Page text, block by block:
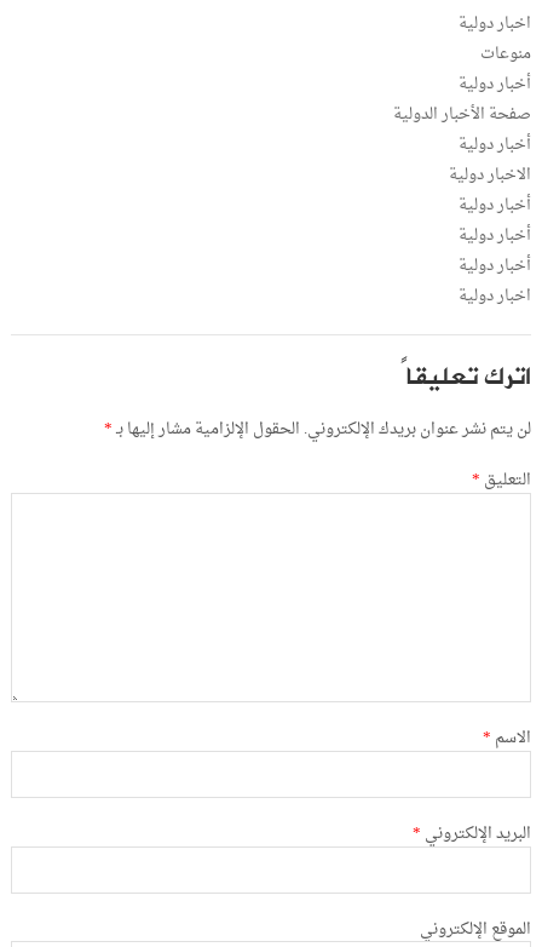
اخبار دولية
منوعات
أخبار دولية
صفحة الأخبار الدولية
أخبار دولية
الاخبار دولية
أخبار دولية
أخبار دولية
أخبار دولية
اخبار دولية
اترك تعليقاً
لن يتم نشر عنوان بريدك الإلكتروني. الحقول الإلزامية مشار إليها بـ*
التعليق *
الاسم *
البريد الإلكتروني *
الموقع الإلكتروني